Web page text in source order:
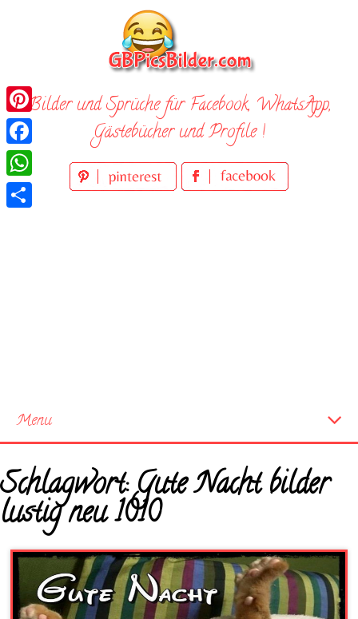
Bilder und Sprüche für Facebook, WhatsApp,
Gästebücher und Profile !
Menu
Startseite
Neue Bilder
Schlagwort:Gute Nacht bilder
lustig neu 1010
Pinterest
Facebook
WhatsApp